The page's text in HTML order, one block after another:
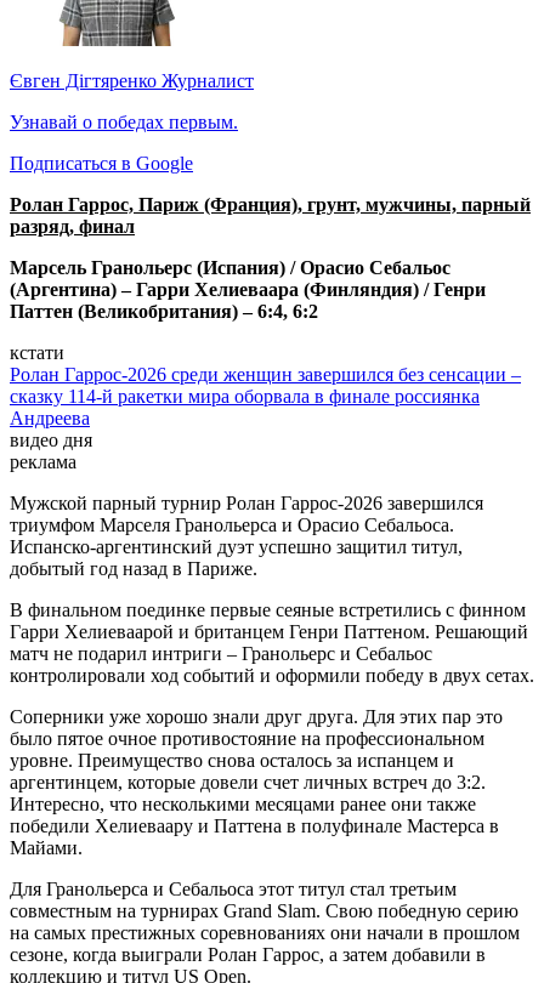
Євген Дігтяренко Журналист
Узнавай о победах первым.
Подписаться в Google
Ролан Гаррос, Париж (Франция), грунт, мужчины, парный
разряд, финал
Марсель Гранольерс (Испания) / Орасио Себальос
(Аргентина) – Гарри Хелиеваара (Финляндия) / Генри
Паттен (Великобритания) – 6:4, 6:2
кстати
Ролан Гаррос-2026 среди женщин завершился без сенсации –
сказку 114-й ракетки мира оборвала в финале россиянка
Андреева
видео дня
реклама
Мужской парный турнир Ролан Гаррос-2026 завершился
триумфом Марселя Гранольерса и Орасио Себальоса.
Испанско-аргентинский дуэт успешно защитил титул,
добытый год назад в Париже.
В финальном поединке первые сеяные встретились с финном
Гарри Хелиеваарой и британцем Генри Паттеном. Решающий
матч не подарил интриги – Гранольерс и Себальос
контролировали ход событий и оформили победу в двух сетах.
Соперники уже хорошо знали друг друга. Для этих пар это
было пятое очное противостояние на профессиональном
уровне. Преимущество снова осталось за испанцем и
аргентинцем, которые довели счет личных встреч до 3:2.
Интересно, что несколькими месяцами ранее они также
победили Хелиеваару и Паттена в полуфинале Мастерса в
Майами.
Для Гранольерса и Себальоса этот титул стал третьим
совместным на турнирах Grand Slam. Свою победную серию
на самых престижных соревнованиях они начали в прошлом
сезоне, когда выиграли Ролан Гаррос, а затем добавили в
коллекцию и титул US Open.